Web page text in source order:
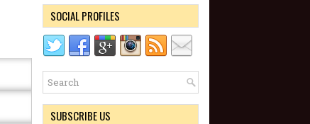
SOCIAL PROFILES
SUBSCRIBE US